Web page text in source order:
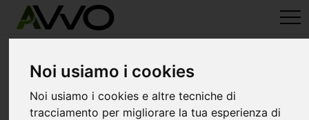
Noi usiamo i cookies
Noi usiamo i cookies e altre tecniche di
tracciamento per migliorare la tua esperienza di
avvo-it>Crotone> Avvocati casabona